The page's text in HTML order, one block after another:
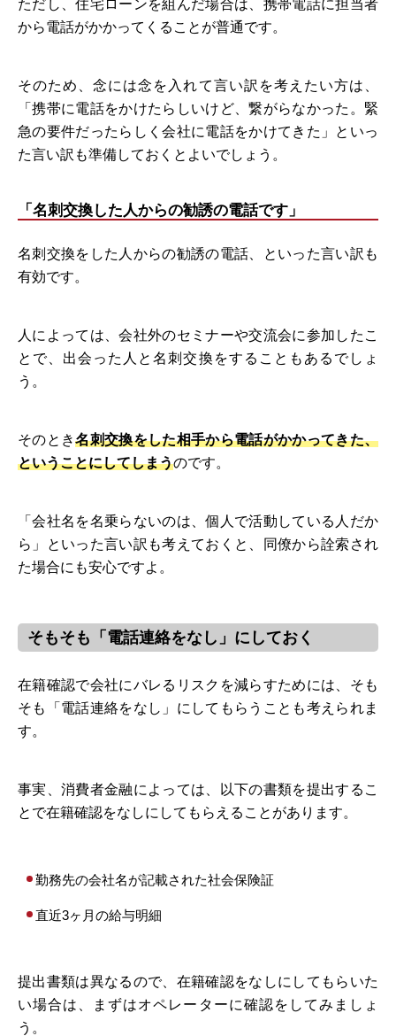
ただし、住宅ローンを組んだ場合は、携帯電話に担当者
から電話がかかってくることが普通です。
そのため、念には念を入れて言い訳を考えたい方は、
「携帯に電話をかけたらしいけど、繋がらなかった。緊
急の要件だったらしく会社に電話をかけてきた」といっ
た言い訳も準備しておくとよいでしょう。
「名刺交換した人からの勧誘の電話です」
名刺交換をした人からの勧誘の電話、といった言い訳も
有効です。
人によっては、会社外のセミナーや交流会に参加したこ
とで、出会った人と名刺交換をすることもあるでしょ
う。
そのとき名刺交換をした相手から電話がかかってきた、
ということにしてしまうのです。
「会社名を名乗らないのは、個人で活動している人だか
ら」といった言い訳も考えておくと、同僚から詮索され
た場合にも安心ですよ。
そもそも「電話連絡をなし」にしておく
在籍確認で会社にバレるリスクを減らすためには、そも
そも「電話連絡をなし」にしてもらうことも考えられま
す。
事実、消費者金融によっては、以下の書類を提出するこ
とで在籍確認をなしにしてもらえることがあります。
勤務先の会社名が記載された社会保険証
直近3ヶ月の給与明細
提出書類は異なるので、在籍確認をなしにしてもらいた
い場合は、まずはオペレーターに確認をしてみましょ
う。